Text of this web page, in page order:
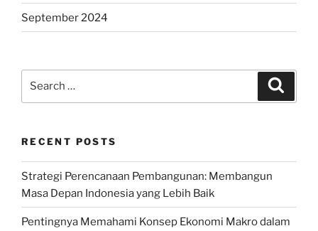
September 2024
RECENT POSTS
Strategi Perencanaan Pembangunan: Membangun
Masa Depan Indonesia yang Lebih Baik
Pentingnya Memahami Konsep Ekonomi Makro dalam